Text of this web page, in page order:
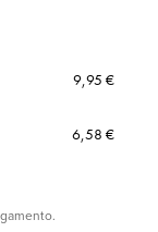
9,95 €
6,58 €